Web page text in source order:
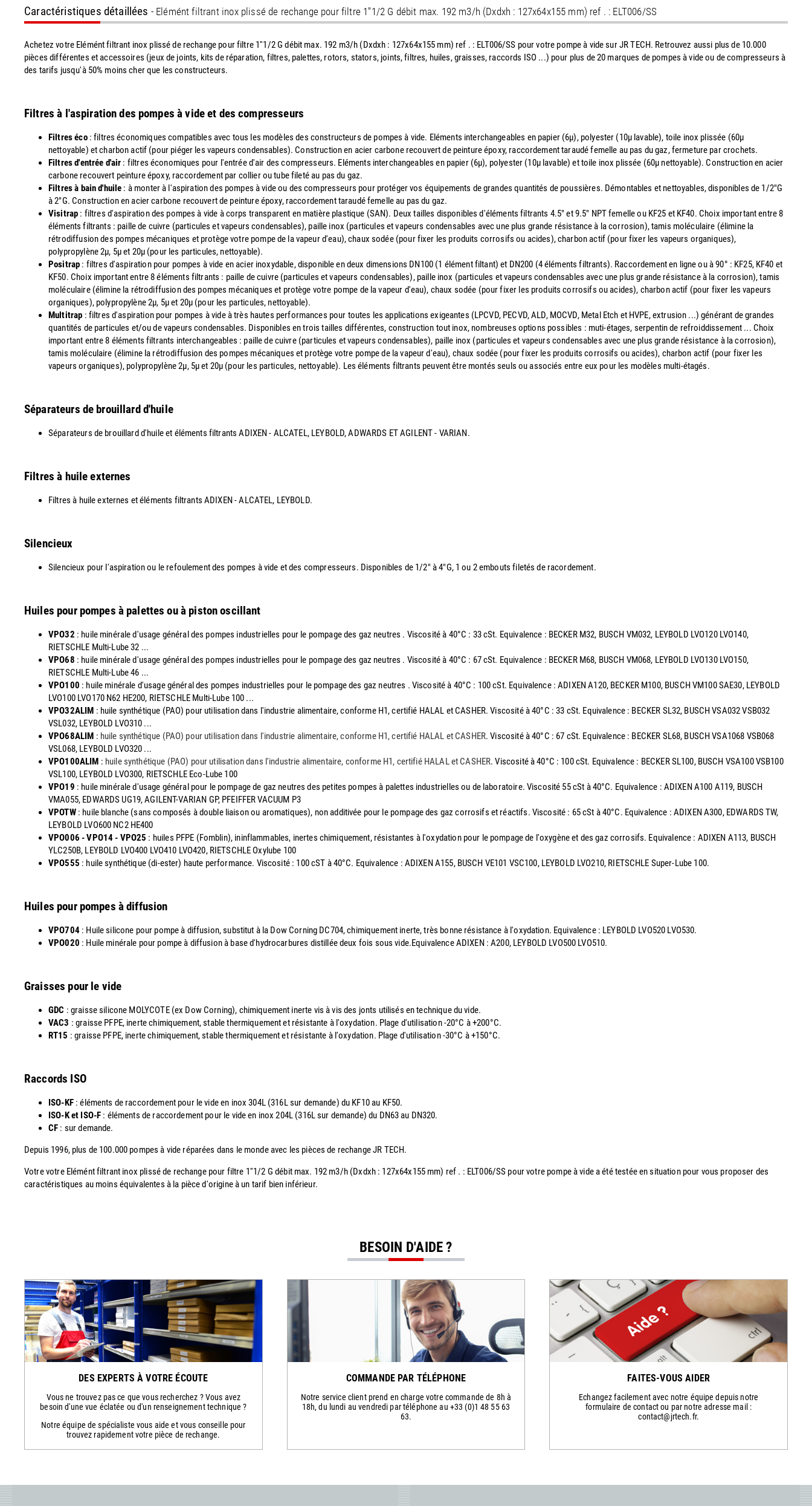
Caractéristiques détaillées - Elémént filtrant inox plissé de rechange pour filtre 1''1/2 G débit max. 192 m3/h (Dxdxh : 127x64x155 mm) ref . : ELT006/SS
Achetez votre Elémént filtrant inox plissé de rechange pour filtre 1''1/2 G débit max. 192 m3/h (Dxdxh : 127x64x155 mm) ref . : ELT006/SS pour votre pompe à vide sur JR TECH. Retrouvez aussi plus de 10.000
pièces différentes et accessoires (jeux de joints, kits de réparation, filtres, palettes, rotors, stators, joints, filtres, huiles, graisses, raccords ISO ...) pour plus de 20 marques de pompes à vide ou de compresseurs à
des tarifs jusqu'à 50% moins cher que les constructeurs.
Filtres à l'aspiration des pompes à vide et des compresseurs
Filtres éco: filtres économiques compatibles avec tous les modèles des constructeurs de pompes à vide. Eléments interchangeables en papier (6µ), polyester (10µ lavable), toile inox plissée (60µ
nettoyable) et charbon actif (pour piéger les vapeurs condensables). Construction en acier carbone recouvert de peinture époxy, raccordement taraudé femelle au pas du gaz, fermeture par crochets.
Filtres d'entrée d'air : filtres économiques pour l'entrée d'air des compresseurs. Eléments interchangeables en papier (6µ), polyester (10µ lavable) et toile inox plissée (60µ nettoyable). Construction en acier
carbone recouvert peinture époxy, raccordement par collier ou tube fileté au pas du gaz.
Filtres à bain d'huile : à monter à l'aspiration des pompes à vide ou des compresseurs pour protéger vos équipements de grandes quantités de poussières. Démontables et nettoyables, disponibles de 1/2"G
à 2"G. Construction en acier carbone recouvert de peinture époxy, raccordement taraudé femelle au pas du gaz.
Visitrap : filtres d'aspiration des pompes à vide à corps transparent en matière plastique (SAN). Deux tailles disponibles d'éléments filtrants 4.5" et 9.5" NPT femelle ou KF25 et KF40. Choix important entre 8
éléments filtrants : paille de cuivre (particules et vapeurs condensables), paille inox (particules et vapeurs condensables avec une plus grande résistance à la corrosion), tamis moléculaire (élimine la
rétrodiffusion des pompes mécaniques et protège votre pompe de la vapeur d'eau), chaux sodée (pour fixer les produits corrosifs ou acides), charbon actif (pour fixer les vapeurs organiques),
polypropylène 2µ, 5µ et 20µ (pour les particules, nettoyable).
Positrap : filtres d'aspiration pour pompes à vide en acier inoxydable, disponible en deux dimensions DN100 (1 élément filtant) et DN200 (4 éléments filtrants). Raccordement en ligne ou à 90° : KF25, KF40 et
KF50. Choix important entre 8 éléments filtrants : paille de cuivre (particules et vapeurs condensables), paille inox (particules et vapeurs condensables avec une plus grande résistance à la corrosion), tamis
moléculaire (élimine la rétrodiffusion des pompes mécaniques et protège votre pompe de la vapeur d'eau), chaux sodée (pour fixer les produits corrosifs ou acides), charbon actif (pour fixer les vapeurs
organiques), polypropylène 2µ, 5µ et 20µ (pour les particules, nettoyable).
Multitrap : filtres d'aspiration pour pompes à vide à très hautes performances pour toutes les applications exigeantes (LPCVD, PECVD, ALD, MOCVD, Metal Etch et HVPE, extrusion ...) générant de grandes
quantités de particules et/ou de vapeurs condensables. Disponibles en trois tailles différentes, construction tout inox, nombreuses options possibles : muti-étages, serpentin de refroiddissement ... Choix
important entre 8 éléments filtrants interchangeables : paille de cuivre (particules et vapeurs condensables), paille inox (particules et vapeurs condensables avec une plus grande résistance à la corrosion),
tamis moléculaire (élimine la rétrodiffusion des pompes mécaniques et protège votre pompe de la vapeur d'eau), chaux sodée (pour fixer les produits corrosifs ou acides), charbon actif (pour fixer les
vapeurs organiques), polypropylène 2µ, 5µ et 20µ (pour les particules, nettoyable). Les éléments filtrants peuvent être montés seuls ou associés entre eux pour les modèles multi-étagés.
Séparateurs de brouillard d'huile
Séparateurs de brouillard d'huile et éléments filtrants ADIXEN - ALCATEL, LEYBOLD, ADWARDS ET AGILENT - VARIAN.
Filtres à huile externes
Filtres à huile externes et éléments filtrants ADIXEN - ALCATEL, LEYBOLD.
Silencieux
Silencieux pour l'aspiration ou le refoulement des pompes à vide et des compresseurs. Disponibles de 1/2" à 4"G, 1 ou 2 embouts filetés de racordement.
Huiles pour pompes à palettes ou à piston oscillant
VPO32 : huile minérale d'usage général des pompes industrielles pour le pompage des gaz neutres . Viscosité à 40°C : 33 cSt. Equivalence : BECKER M32, BUSCH VM032, LEYBOLD LVO120 LVO140,
RIETSCHLE Multi-Lube 32 ...
VPO68 : huile minérale d'usage général des pompes industrielles pour le pompage des gaz neutres . Viscosité à 40°C : 67 cSt. Equivalence : BECKER M68, BUSCH VM068, LEYBOLD LVO130 LVO150,
RIETSCHLE Multi-Lube 46 ...
VPO100 : huile minérale d'usage général des pompes industrielles pour le pompage des gaz neutres . Viscosité à 40°C : 100 cSt. Equivalence : ADIXEN A120, BECKER M100, BUSCH VM100 SAE30, LEYBOLD
LVO100 LVO170 N62 HE200, RIETSCHLE Multi-Lube 100 ...
VPO32ALIM : huile synthétique (PAO) pour utilisation dans l'industrie alimentaire, conforme H1, certifié HALAL et CASHER. Viscosité à 40°C : 33 cSt. Equivalence : BECKER SL32, BUSCH VSA032 VSB032
VSL032, LEYBOLD LVO310 ...
VPO68ALIM : huile synthétique (PAO) pour utilisation dans l'industrie alimentaire, conforme H1, certifié HALAL et CASHER. Viscosité à 40°C : 67 cSt. Equivalence : BECKER SL68, BUSCH VSA1068 VSB068
VSL068, LEYBOLD LVO320 ...
VPO100ALIM : huile synthétique (PAO) pour utilisation dans l'industrie alimentaire, conforme H1, certifié HALAL et CASHER. Viscosité à 40°C : 100 cSt. Equivalence : BECKER SL100, BUSCH VSA100 VSB100
VSL100, LEYBOLD LVO300, RIETSCHLE Eco-Lube 100
VPO19 : huile minérale d'usage général pour le pompage de gaz neutres des petites pompes à palettes industrielles ou de laboratoire. Viscosité 55 cSt à 40°C. Equivalence : ADIXEN A100 A119, BUSCH
VMA055, EDWARDS UG19, AGILENT-VARIAN GP, PFEIFFER VACUUM P3
VPOTW: huile blanche (sans composés à double liaison ou aromatiques), non additivée pour le pompage des gaz corrosifs et réactifs. Viscosité : 65 cSt à 40°C. Equivalence : ADIXEN A300, EDWARDS TW,
LEYBOLD LVO600 NC2 HE400
VPO006 - VPO14 - VPO25 : huiles PFPE (Fomblin), ininflammables, inertes chimiquement, résistantes à l'oxydation pour le pompage de l'oxygène et des gaz corrosifs. Equivalence : ADIXEN A113, BUSCH
YLC250B, LEYBOLD LVO400 LVO410 LVO420, RIETSCHLE Oxylube 100
VPO555 : huile synthétique (di-ester) haute performance. Viscosité : 100 cST à 40°C. Equivalence : ADIXEN A155, BUSCH VE101 VSC100, LEYBOLD LVO210, RIETSCHLE Super-Lube 100.
Huiles pour pompes à diffusion
VPO704 : Huile silicone pour pompe à diffusion, substitut à la Dow Corning DC704, chimiquement inerte, très bonne résistance à l'oxydation. Equivalence : LEYBOLD LVO520 LVO530.
VPO020 : Huile minérale pour pompe à diffusion à base d'hydrocarbures distillée deux fois sous vide.Equivalence ADIXEN : A200, LEYBOLD LVO500 LVO510.
Graisses pour le vide
GDC : graisse silicone MOLYCOTE (ex Dow Corning), chimiquement inerte vis à vis des jonts utilisés en technique du vide.
VAC3 : graisse PFPE, inerte chimiquement, stable thermiquement et résistante à l'oxydation. Plage d'utilisation -20°C à +200°C.
RT15 : graisse PFPE, inerte chimiquement, stable thermiquement et résistante à l'oxydation. Plage d'utilisation -30°C à +150°C.
Raccords ISO
ISO-KF: éléments de raccordement pour le vide en inox 304L (316L sur demande) du KF10 au KF50.
ISO-K et ISO-F : éléments de raccordement pour le vide en inox 204L (316L sur demande) du DN63 au DN320.
CF : sur demande.
Depuis 1996, plus de 100.000 pompes à vide réparées dans le monde avec les pièces de rechange JR TECH.
Votre votre Elémént filtrant inox plissé de rechange pour filtre 1''1/2 G débit max. 192 m3/h (Dxdxh : 127x64x155 mm) ref . : ELT006/SS pour votre pompe à vide a été testée en situation pour vous proposer des
caractéristiques au moins équivalentes à la pièce d'origine à un tarif bien inférieur.
BESOIN D'AIDE ?
DES EXPERTS À VOTRE ÉCOUTE
Vous ne trouvez pas ce que vous recherchez ? Vous avez
besoin d'une vue éclatée ou d'un renseignement technique ?
Notre équipe de spécialiste vous aide et vous conseille pour
trouvez rapidement votre pièce de rechange.
COMMANDE PAR TÉLÉPHONE
Notre service client prend en charge votre commande de 8h à
18h, du lundi au vendredi par téléphone au +33 (0)1 48 55 63
63.
FAITES-VOUS AIDER
Echangez facilement avec notre équipe depuis notre
formulaire de contact ou par notre adresse mail :
contact@jrtech.fr.